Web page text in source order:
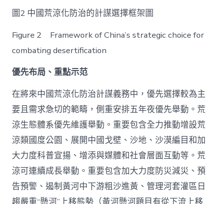
圖2 中國荒涼化防治的計謀選擇框架圖
Figure 2 Framework of China’s strategic choice for
combating desertification
優先布局、重點示范
在將來中國荒涼化防治計謀義務中，優先選擇較為主
要且需求急切的範疇，側重安排五年夜優先舉動。荒
涼生態體系優先維護舉動。重要包含全力推動增設荒
涼類國度公園、展開中國戈壁、沙地、沙漠編目和加
大力度科普宣揚、增添與媒體和社會層面互動等。荒
涼可連續成長舉動。重要包含加大力度防災減災、預
告預警、遏制黃河中下游粗沙進黃、管理河套灌區日